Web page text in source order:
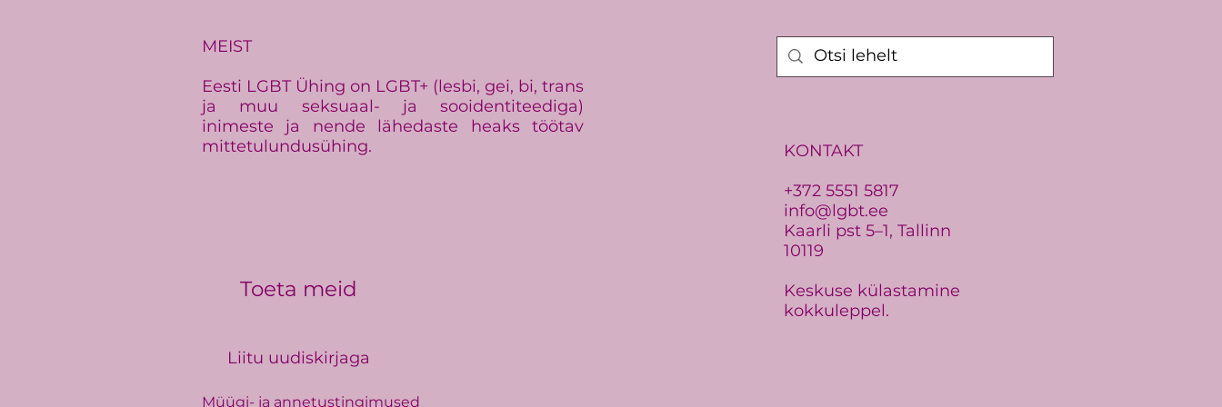
Eestis
MEIST
Eesti LGBT Ühing on LGBT+ (lesbi, gei, bi, trans
ja muu seksuaal- ja sooidentiteediga)
inimeste ja nende lähedaste heaks töötav
mittetulundusühing.
Toeta meid
KONTAKT
+372 5551 5817
info@lgbt.ee
Kaarli pst 5–1, Tallinn
10119
Keskuse külastamine
kokkuleppel.
Liitu uudiskirjaga
Müügi- ja annetustingimused